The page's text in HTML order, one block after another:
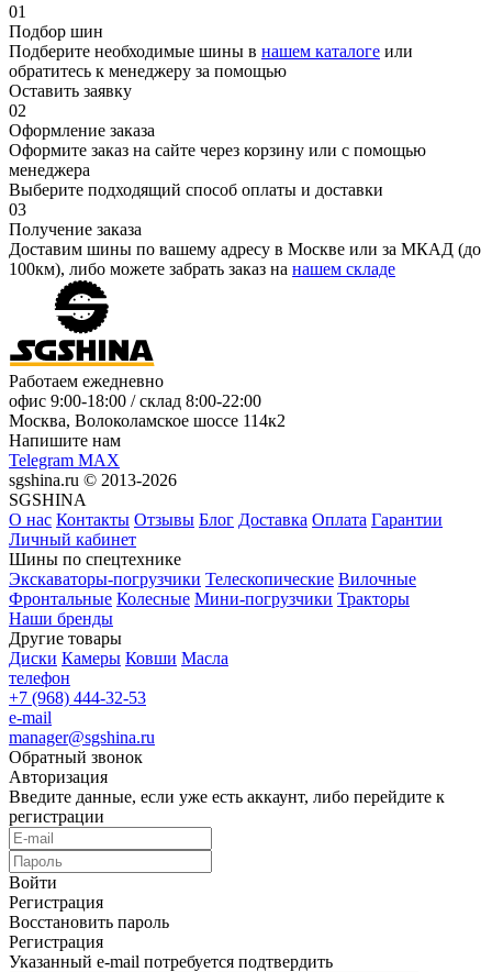
01
Подбор шин
Подберите необходимые шины в нашем каталоге или
обратитесь к менеджеру за помощью
Оставить заявку
02
Оформление заказа
Оформите заказ на сайте через корзину или с помощью
менеджера
Выберите подходящий способ оплаты и доставки
03
Получение заказа
Доставим шины по вашему адресу в Москве или за МКАД (до
100км), либо можете забрать заказ на нашем складе
Работаем ежедневно
офис 9:00-18:00 / склад 8:00-22:00
Москва, Волоколамское шоссе 114к2
Напишите нам
Telegram MAX
sgshina.ru © 2013-2026
SGSHINA
О нас Контакты Отзывы Блог Доставка Оплата Гарантии
Личный кабинет
Шины по спецтехнике
Экскаваторы-погрузчики Телескопические Вилочные
Фронтальные Колесные Мини-погрузчики Тракторы
Наши бренды
Другие товары
Диски Камеры Ковши Масла
телефон
+7 (968) 444-32-53
e-mail
manager@sgshina.ru
Обратный звонок
Авторизация
Введите данные, если уже есть аккаунт, либо перейдите к
регистрации
Войти
Регистрация
Восстановить пароль
Регистрация
Указанный e-mail потребуется подтвердить